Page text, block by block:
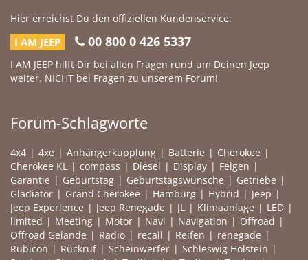
Hier erreichst Du den offiziellen Kundenservice:
I AM JEEP 00 800 0 426 5337
I AM JEEP hilft Dir bei allen Fragen rund um Deinen Jeep
weiter. NICHT bei Fragen zu unserem Forum!
Forum-Schlagworte
4x4 4xe Anhängerkupplung Batterie
Cherokee
Cherokee KL
compass Diesel Display
Felgen
Garantie
Geburtstag Geburtstagswünsche
Getriebe
Gladiator
Grand Cherokee Hamburg Hybrid
Jeep
Jeep Experience
Jeep Renegade JL Klimaanlage
LED
limited
Meeting Motor Navi Navigation
Offroad
Offroad Gelände
Radio recall Reifen
renegade
Rubicon
Rückruf Scheinwerfer
Schleswig Holstein